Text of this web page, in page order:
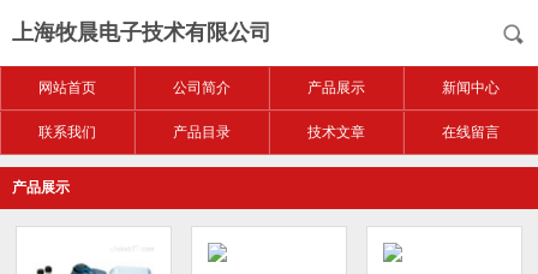
上海牧晨电子技术有限公司
网站首页 公司简介 产品展示 新闻中心
联系我们 产品目录 技术文章 在线留言
产品展示